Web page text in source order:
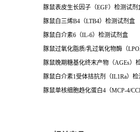
豚鼠表皮生长因子（EGF）检测试剂
豚鼠白三烯B4 （LTB4）检测试剂盒
豚鼠白介素6 （IL-6）检测试剂盒
豚鼠过氧化脂质/乳过氧化物酶（LPO
豚鼠晚期糖基化终末产物（AGEs）
豚鼠白介素1受体拮抗剂（IL1Ra）
豚鼠单核细胞趋化蛋白4 （MCP-4/